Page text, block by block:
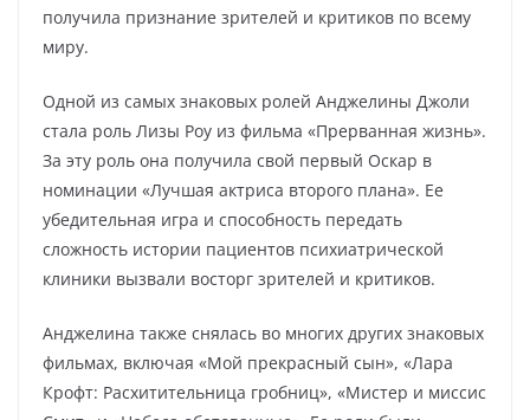
получила признание зрителей и критиков по всему
миру.
Одной из самых знаковых ролей Анджелины Джоли
стала роль Лизы Роу из фильма «Прерванная жизнь».
За эту роль она получила свой первый Оскар в
номинации «Лучшая актриса второго плана». Ее
убедительная игра и способность передать
сложность истории пациентов психиатрической
клиники вызвали восторг зрителей и критиков.
Анджелина также снялась во многих других знаковых
фильмах, включая «Мой прекрасный сын», «Лара
Крофт: Расхитительница гробниц», «Мистер и миссис